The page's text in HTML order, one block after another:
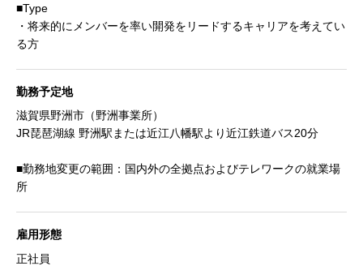
■Type
・将来的にメンバーを率い開発をリードするキャリアを考えてい
る方
勤務予定地
滋賀県野洲市（野洲事業所）
JR琵琶湖線 野洲駅または近江八幡駅より近江鉄道バス20分
■勤務地変更の範囲：国内外の全拠点およびテレワークの就業場
所
雇用形態
正社員